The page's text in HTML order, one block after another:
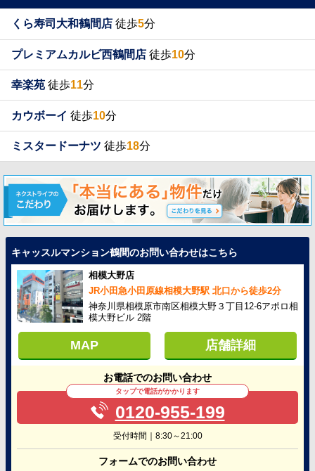
くら寿司大和鶴間店 徒歩5分
プレミアムカルビ西鶴間店 徒歩10分
幸楽苑 徒歩11分
カウボーイ 徒歩10分
ミスタードーナツ 徒歩18分
キャッスルマンション鶴間のお問い合わせはこちら
相模大野店
JR小田急小田原線相模大野駅 北口から徒歩2分
神奈川県相模原市南区相模大野３丁目12-6アポロ相
模大野ビル 2階
MAP 店舗詳細
お電話でのお問い合わせ
タップで電話がかかります
0120-955-199
受付時間｜8:30～21:00
フォームでのお問い合わせ